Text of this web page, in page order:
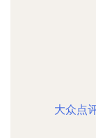
大众点